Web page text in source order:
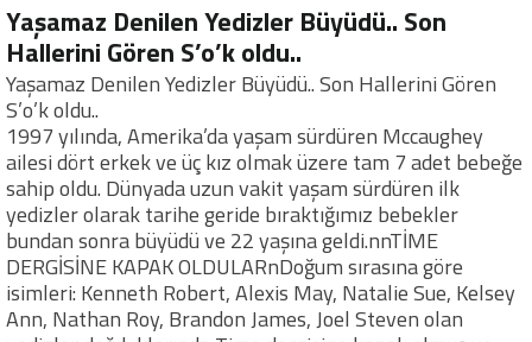
Yaşamaz Denilen Yedizler Büyüdü.. Son
Hallerini Gören S’o’k oldu..
Yaşamaz Denilen Yedizler Büyüdü.. Son Hallerini Gören
S’o’k oldu..
1997 yılında, Amerika’da yaşam sürdüren Mccaughey
ailesi dört erkek ve üç kız olmak üzere tam 7 adet bebeğe
sahip oldu. Dünyada uzun vakit yaşam sürdüren ilk
yedizler olarak tarihe geride bıraktığımız bebekler
bundan sonra büyüdü ve 22 yaşına geldi.nnTİME
DERGİSİNE KAPAK OLDULARnDoğum sırasına göre
isimleri: Kenneth Robert, Alexis May, Natalie Sue, Kelsey
Ann, Nathan Roy, Brandon James, Joel Steven olan